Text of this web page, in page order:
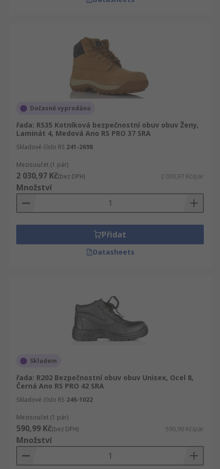
Dočasně vyprodáno
řada: RS35 Kotníková bezpečnostní obuv obuv Ženy,
Laminát 4, Medová Ano RS PRO 37 SRA
Skladové číslo RS 241-2698
Mezisoučet (1 pár)
2 030,97 Kč(bez DPH) 2 030,97 Kč/pár
Množství
Přidat
Datasheets
Skladem
řada: R202 Bezpečnostní obuv obuv Unisex, Ocel 8,
Černá Ano RS PRO 42 SRA
Skladové číslo RS 246-1022
Mezisoučet (1 pár)
590,99 Kč(bez DPH) 590,99 Kč/pár
Množství